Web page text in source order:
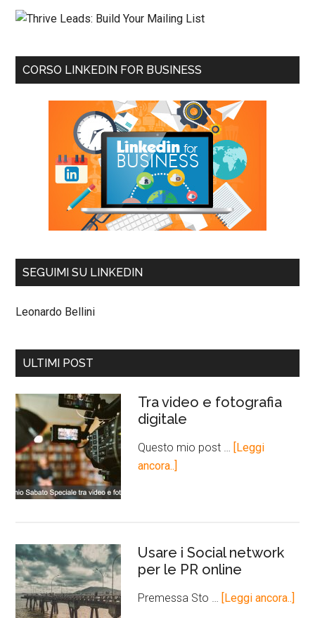
CORSO LINKEDIN FOR BUSINESS
SEGUIMI SU LINKEDIN
Leonardo Bellini
ULTIMI POST
Tra video e fotografia
digitale
Questo mio post …
[Leggi
ancora..]
Usare i Social network
per le PR online
Premessa Sto … [Leggi ancora..]